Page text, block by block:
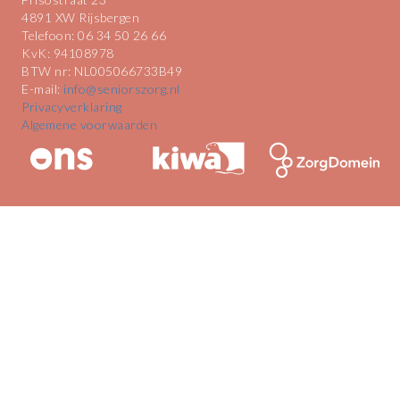
4891 XW Rijsbergen
Telefoon: 06 34 50 26 66
KvK: 94108978
BTW nr: NL005066733B49
E-mail: info@seniorszorg.nl
Privacyverklaring
Algemene voorwaarden